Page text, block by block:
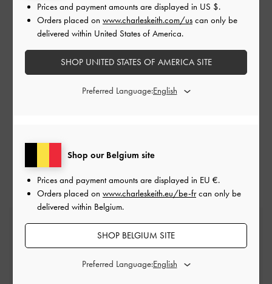
BACK TO TOP
BESOIN D'AIDE? CONTACTEZ-NOUS
SOUMETTRE UNE DEMANDE
Livraison standard gratuite
Sur toutes les commandes avec un montant
minimum*
Shop our Belgium site
Prices and payment amounts are displayed in EU €.
Orders placed on www.charleskeith.eu/be-frcan only be
delivered within Belgium.
SHOP BELGIUM SITE
Preferred Language:
Prices and payment amounts are displayed in US $.
Orders placed on www.charleskeith.com/us can only be
delivered within United States of America.
SHOP UNITED STATES OF AMERICA SITE
Preferred Language: